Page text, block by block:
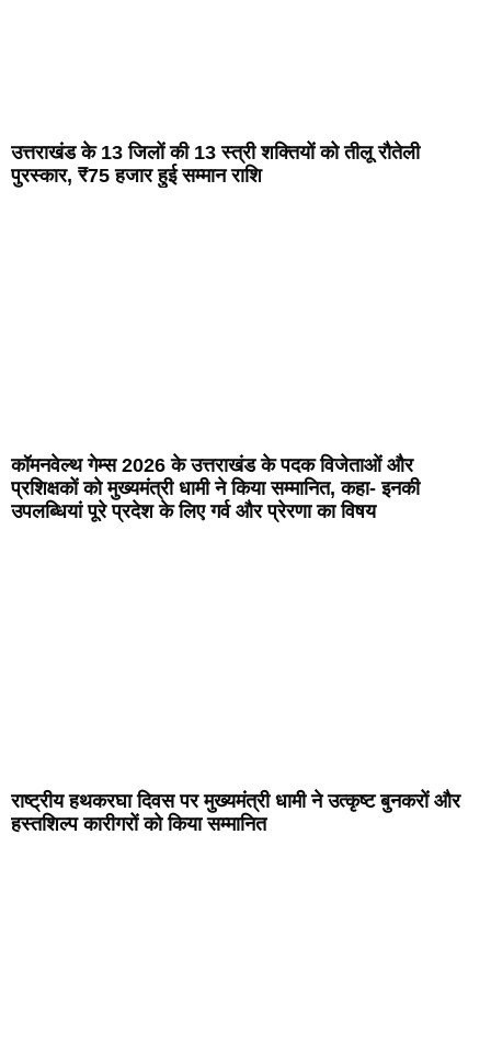
उत्तराखंड के 13 जिलों की 13 स्त्री शक्तियों को तीलू रौतेली
पुरस्कार, ₹75 हजार हुई सम्मान राशि
कॉमनवेल्थ गेम्स 2026 के उत्तराखंड के पदक विजेताओं और
प्रशिक्षकों को मुख्यमंत्री धामी ने किया सम्मानित, कहा- इनकी
उपलब्धियां पूरे प्रदेश के लिए गर्व और प्रेरणा का विषय
राष्ट्रीय हथकरघा दिवस पर मुख्यमंत्री धामी ने उत्कृष्ट बुनकरों और
हस्तशिल्प कारीगरों को किया सम्मानित